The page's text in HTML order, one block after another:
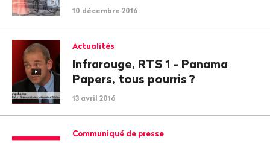
10 décembre 2016
Actualités
Infrarouge, RTS 1 - Panama
Papers, tous pourris ?
13 avril 2016
Communiqué de presse